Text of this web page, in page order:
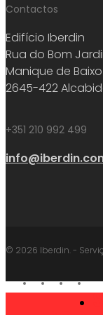
Contactos
Edifício Iberdin
Rua do Bom
Manique de Baixo
2645-422
+351 210 992 499
© 2026 Iberdin. -
facebook
linkedin